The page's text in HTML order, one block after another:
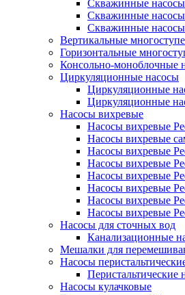
Скважинные
Скважинные
Скважинные
Вертикальные
Горизонтальные
Консольно-моноблочные
Циркуляционные насосы
Циркуляционные
Циркуляционные
Насосы вихревые
Насосы вихревые
Насосы вихревые
Насосы вихревые
Насосы вихревые
Насосы вихревые
Насосы вихревые
Насосы вихревые
Насосы вихревые
Насосы для сточных вод
Канализационные
Мешалки для
Насосы
Насосы кулачковые